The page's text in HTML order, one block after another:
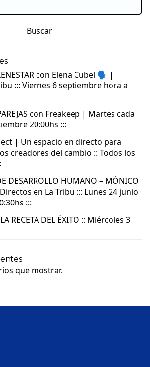
Buscar
con Elena Cubel 🗣️ |
::: Viernes 6 septiembre hora a
con Freakeep | Martes cada
20:00hs :::
| Un espacio en directo para
creadores del cambio :: Todos los
DESARROLLO HUMANO – MÓNICO
en La Tribu ::: Lunes 24 junio
:::
RECETA DEL ÉXITO :: Miércoles 3
que mostrar.